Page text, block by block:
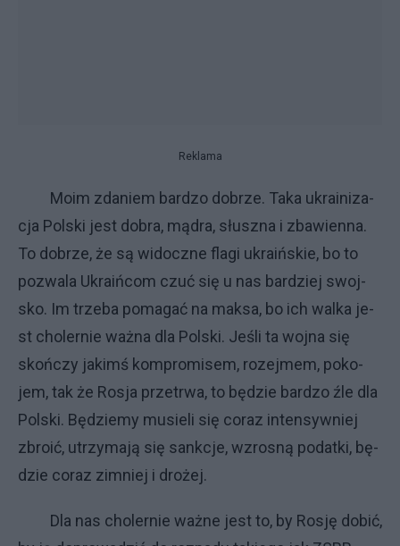
Reklama
Mo­im zda­niem bar­dzo do­brze. Ta­ka ukra­ini­za­
cja Pol­ski je­st do­bra, mą­dra, słusz­na i zba­wien­na.
To do­brze, że są wi­docz­ne fla­gi ukra­iń­skie, bo to
po­zwa­la Ukra­iń­com czuć się u nas bar­dziej swoj­
sko. Im trze­ba po­ma­gać na mak­sa, bo ich wal­ka je­
st cho­ler­nie waż­na dla Pol­ski. Je­śli ta woj­na się
skoń­czy ja­kimś kom­pro­mi­sem, ro­zej­mem, po­ko­
jem, tak że Ro­sja prze­trwa, to bę­dzie bar­dzo źle dla
Pol­ski. Bę­dzie­my mu­sie­li się co­raz in­ten­syw­niej
zbro­ić, utrzy­ma­ją się sank­cje, wzro­sną po­dat­ki, bę­
dzie co­raz zim­niej i dro­żej.
Dla nas cho­ler­nie waż­ne je­st to, by Ro­sję do­bić,